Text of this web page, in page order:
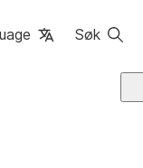
Søk